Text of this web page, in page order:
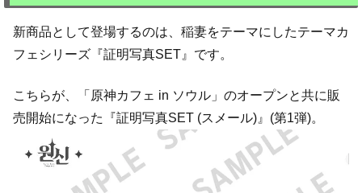
新商品として登場するのは、稲妻をテーマにしたテーマカ
フェシリーズ『証明写真SET』です。
こちらが、「原神カフェ in ソウル」のオープンと共に販
売開始になった『証明写真SET (スメール)』(第1弾)。